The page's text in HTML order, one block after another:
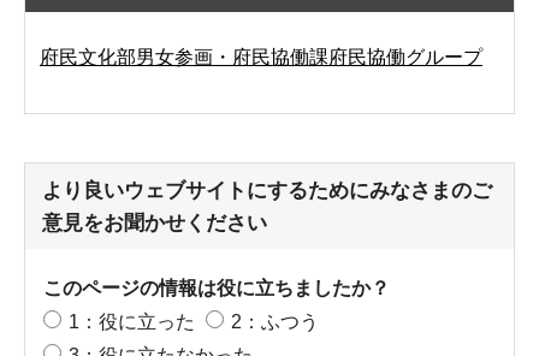
府民文化部男女参画・府民協働課府民協働グループ
より良いウェブサイトにするためにみなさまのご
意見をお聞かせください
このページの情報は役に立ちましたか？
1：役に立った
2：ふつう